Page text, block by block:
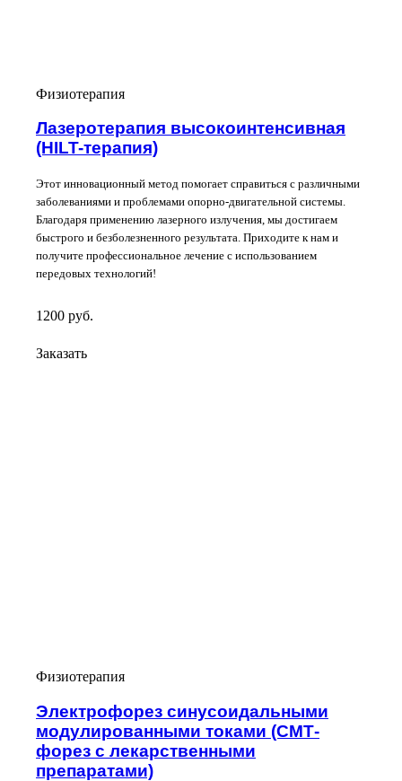
Физиотерапия
Лазеротерапия высокоинтенсивная
(HILT-терапия)
Этот инновационный метод помогает справиться с различными
заболеваниями и проблемами опорно-двигательной системы.
Благодаря применению лазерного излучения, мы достигаем
быстрого и безболезненного результата. Приходите к нам и
получите профессиональное лечение с использованием
передовых технологий!
1200 руб.
Заказать
Физиотерапия
Электрофорез синусоидальными
модулированными токами (СМТ-
форез с лекарственными
препаратами)